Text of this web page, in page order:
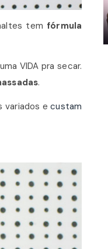
tem fórmula
VIDA pra secar.
.
variados ecustam